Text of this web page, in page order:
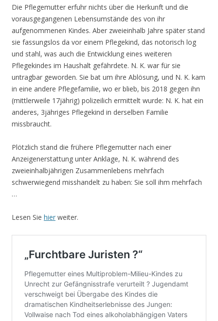
Die Pflegemutter erfuhr nichts über die Herkunft und die
vorausgegangenen Lebensumstände des von ihr
aufgenommenen Kindes. Aber zweieinhalb Jahre später stand
sie fassungslos da vor einem Pflegekind, das notorisch log
und stahl, was auch die Entwicklung eines weiteren
Pflegekindes im Haushalt gefährdete. N. K. war für sie
untragbar geworden. Sie bat um ihre Ablösung, und N. K. kam
in eine andere Pflegefamilie, wo er blieb, bis 2018 gegen ihn
(mittlerweile 17jährig) polizeilich ermittelt wurde: N. K. hat ein
anderes, 3jähriges Pflegekind in derselben Familie
missbraucht.
Plötzlich stand die frühere Pflegemutter nach einer
Anzeigenerstattung unter Anklage, N. K. während des
zweieinhalbjährigen Zusammenlebens mehrfach
schwerwiegend misshandelt zu haben: Sie soll ihm mehrfach
…
Lesen Sie hier weiter.